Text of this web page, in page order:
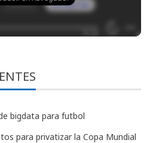
bigdata para futbol
para privatizar la Copa Mundial